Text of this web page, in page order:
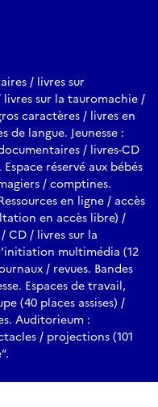
/ livres sur
sur la tauromachie /
caractères / livres en
de langue. Jeunesse :
/ livres-CD
réservé aux bébés
/ comptines.
en ligne / accès
en accès libre) /
CD / livres sur la
multimédia (12
/ revues. Bandes
Espaces de travail,
(40 places assises) /
Auditorieum :
/ projections (101